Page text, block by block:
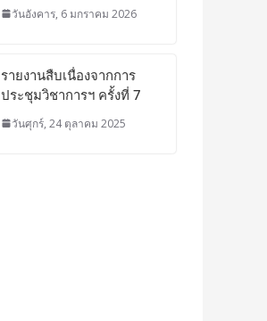
วันอังคาร, 6 มกราคม 2026
รายงานสืบเนื่องจากการ
ประชุมวิชาการฯ ครั้งที่ 7
วันศุกร์, 24 ตุลาคม 2025